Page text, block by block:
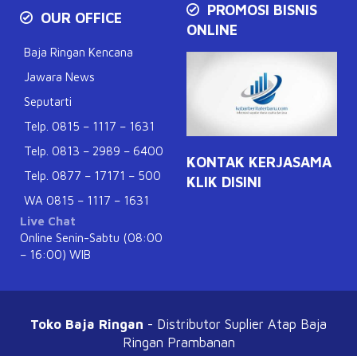
OUR OFFICE
Baja Ringan Kencana
Jawara News
Seputarti
Telp. 0815 – 1117 – 1631
Telp. 0813 – 2989 – 6400
Telp. 0877 – 17171 – 500
WA 0815 – 1117 – 1631
Live Chat
Online Senin-Sabtu (08:00
– 16:00) WIB
PROMOSI BISNIS
ONLINE
KONTAK KERJASAMA
KLIK DISINI
Toko Baja Ringan - Distributor Suplier Atap Baja
Ringan Prambanan